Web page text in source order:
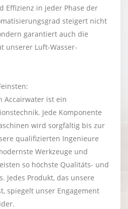
Effizienz in jeder Phase der
steigert nicht
garantiert auch die
unserer Luft-Wasser-
Accairwater ist ein
Jede Komponente
wird sorgfältig bis zur
qualifizierten Ingenieure
Werkzeuge und
so höchste Qualitäts- und
Jedes Produkt, das unsere
spiegelt unser Engagement